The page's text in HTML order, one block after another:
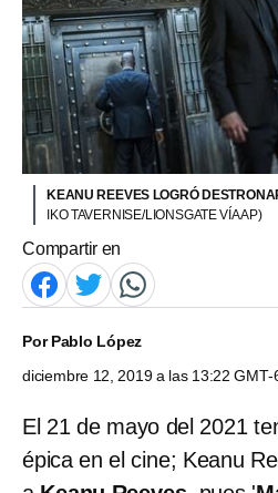
KEANU REEVES LOGRÓ
IKO TAVERNISE/LIONSGATE VÍA AP)
Compartir en
PorPablo López
diciembre 12, 2019 a las 13:22 GMT-
El 21 de mayo del 2021
épica en el cine; Keanu